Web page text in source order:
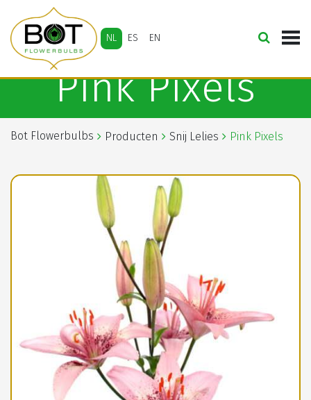
NL ES EN
Pink Pixels
Bot Flowerbulbs Producten Snij Lelies Pink Pixels